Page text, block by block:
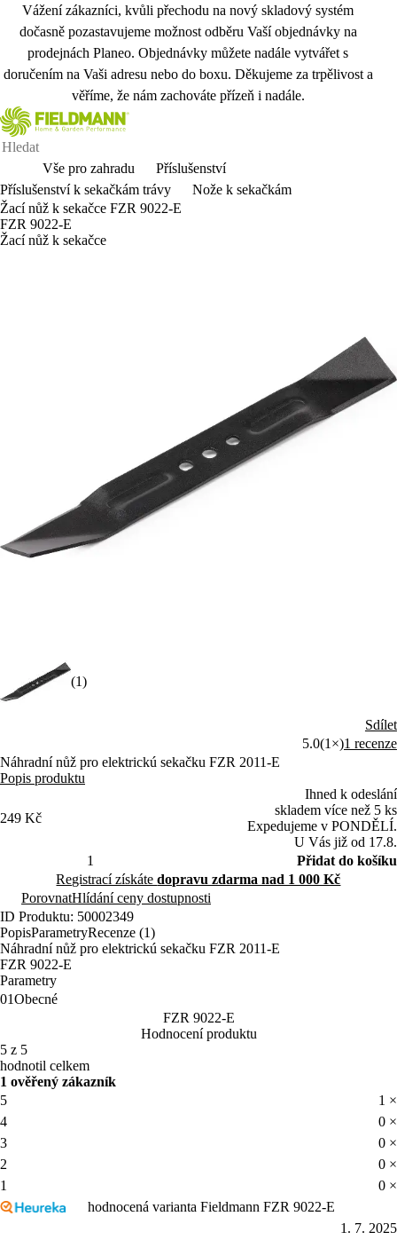
Vážení zákazníci, kvůli přechodu na nový skladový systém
dočasně pozastavujeme možnost odběru Vaší objednávky na
prodejnách Planeo. Objednávky můžete nadále vytvářet s
doručením na Vaši adresu nebo do boxu. Děkujeme za trpělivost a
věříme, že nám zachováte přízeň i nadále.
Vše pro zahradu
Příslušenství
Příslušenství k sekačkám trávy
Nože k sekačkám
Žací nůž k sekačce FZR 9022-E
FZR 9022-E
Žací nůž k sekačce
(1)
Sdílet
5.0(1×)1 recenze
Náhradní nůž pro elektrickú sekačku FZR 2011-E
Popis produktu
249 Kč
Ihned k odeslání
skladem více než 5 ks
Expedujeme v PONDĚLÍ.
U Vás již od 17.8.
Přidat do košíku
Registrací získátedopravu zdarma nad 1 000 Kč
PorovnatHlídání ceny dostupnosti
ID Produktu: 50002349
PopisParametryRecenze (1)
Náhradní nůž pro elektrickú sekačku FZR 2011-E
FZR 9022-E
Parametry
01Obecné
FZR 9022-E
Hodnocení produktu
5 z 5
hodnotil celkem
1 ověřený zákazník
5
1 ×
4
0 ×
3
0 ×
2
0 ×
1
0 ×
hodnocená varianta Fieldmann FZR 9022-E
1. 7. 2025